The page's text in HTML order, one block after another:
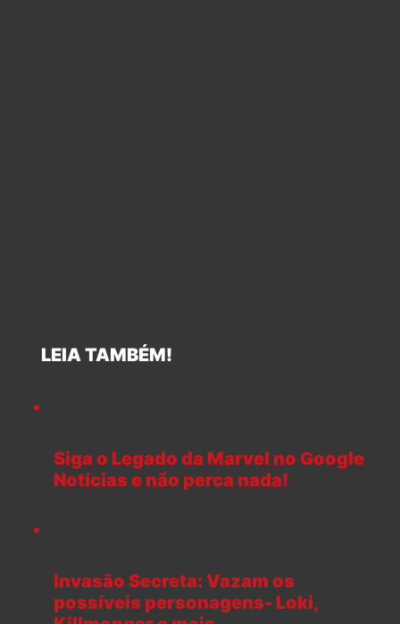
LEIA TAMBÉM!
Siga o Legado da Marvel no Google
Notícias e não perca nada!
Invasão Secreta: Vazam os
possíveis personagens- Loki,